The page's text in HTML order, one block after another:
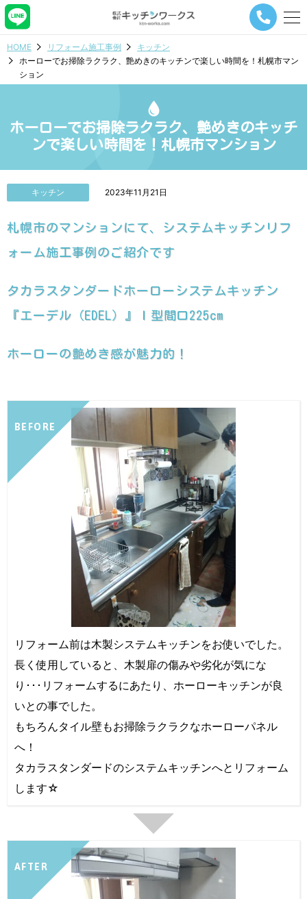
メ
ー
ビ
シ
ョ
タ
HOME リフォーム施工事例
キッチン
ホーローでお掃除ラクラク、艶めきのキッチンで楽しい時間を！札幌市マン
ション
ホーローでお掃除ラクラク、艶めきのキッチ
ンで楽しい時間を！札幌市マンション
キッチン 2023年11月21日
札幌市のマンションにて、システムキッチンリフ
ォーム施工事例のご紹介です
タカラスタンダードホーローシステムキッチン
『エーデル（EDEL）』Ｉ型間口225cm
ホーローの艶めき感が魅力的！
BEFORE
リフォーム前は木製システムキッチンをお使いでした。
長く使用していると、木製扉の傷みや劣化が気にな
り･･･リフォームするにあたり、ホーローキッチンが良
いとの事でした。
もちろんタイル壁もお掃除ラクラクなホーローパネル
へ！
タカラスタンダードのシステムキッチンへとリフォーム
します☆
AFTER